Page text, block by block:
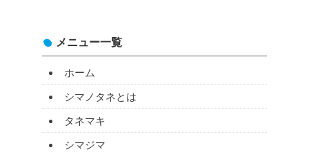
メニュー一覧
ホーム
シマノタネとは
タネマキ
シマジマ